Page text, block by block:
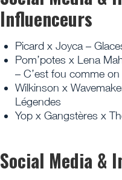
Influenceurs
Picard x Joyca –
Pom’potes x Lena
– C’est fou comme
Wilkinson x
Légendes
Yop x Gangstères x
Social Media &